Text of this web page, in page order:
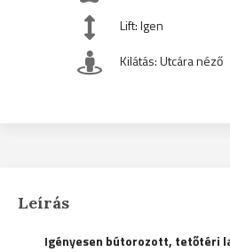
Lift: Igen
Kilátás: Utcára néző
Leírás
Igényesen bútorozott, tetőtéri